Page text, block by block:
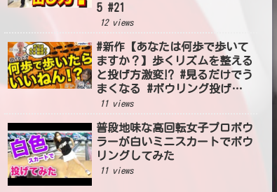
5 #21
12 views
#新作【あなたは何歩で歩いて
ますか？】歩くリズムを整える
と投げ方激変⁉ #見るだけでう
まくなる #ボウリング投げ方
#54
11 views
普段地味な高回転女子プロボウ
ラーが白いミニスカートでボウ
リングしてみた
11 views